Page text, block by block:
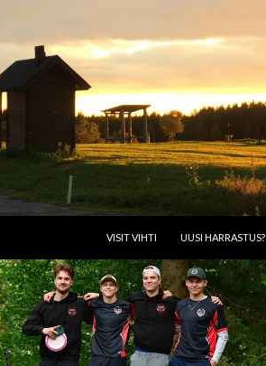
VISIT VIHTI
UUSI HARRASTUS?